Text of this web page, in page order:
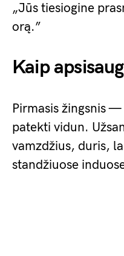
„Jūs tiesiogine
orą.”
Kaip
Pirmasis žingsnis
patekti vidun.
vamzdžius, duris,
standžiuose